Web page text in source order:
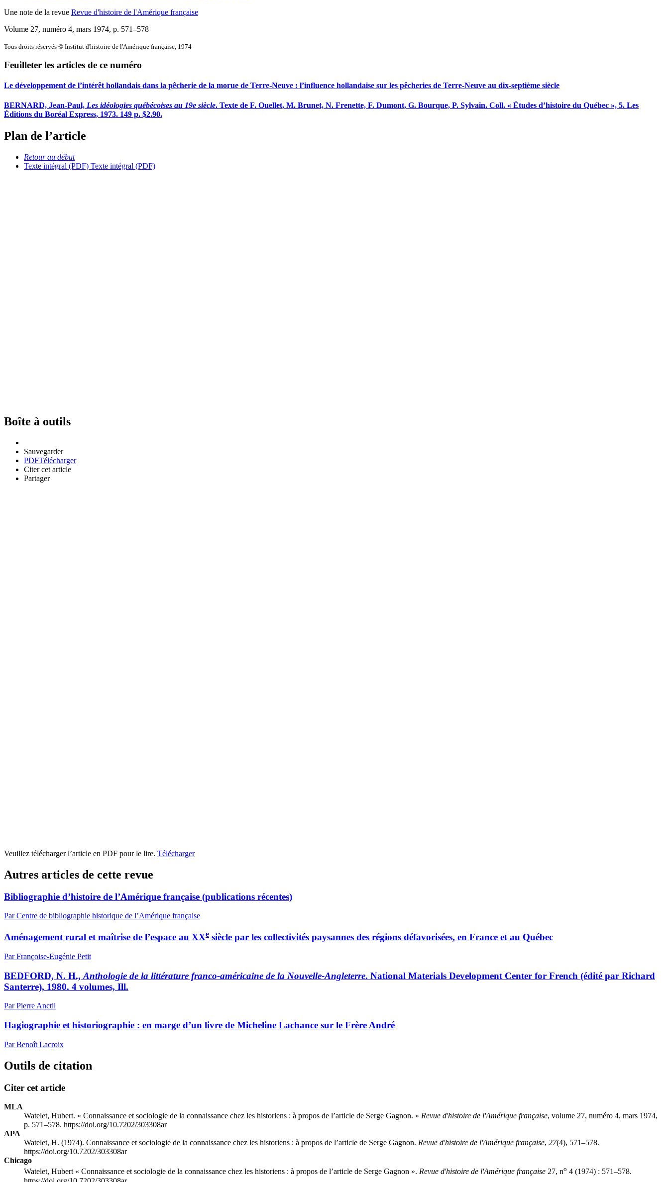
Une note de la revue Revue d'histoire de l'Amérique française
Volume 27, numéro 4, mars 1974, p. 571–578
Tous droits réservés © Institut d'histoire de l'Amérique française, 1974
Feuilleter les articles de ce numéro
Le développement de l’intérêt hollandais dans la pêcherie de la morue de Terre-Neuve : l’influence hollandaise sur les pêcheries de Terre-Neuve au dix-septième siècle
BERNARD, Jean-Paul, Les idéologies québécoises au 19e siècle. Texte de F. Ouellet, M. Brunet, N. Frenette, F. Dumont, G. Bourque, P. Sylvain. Coll. « Études d’histoire du Québec », 5. Les
Éditions du Boréal Express, 1973. 149 p. $2.90.
Plan de l’article
Retour au début
Texte intégral (PDF) Texte intégral (PDF)
Boîte à outils
Sauvegarder
PDFTélécharger
Citer cet article
Partager
Veuillez télécharger l’article en PDF pour le lire. Télécharger
Autres articles de cette revue
Bibliographie d’histoire de l’Amérique française (publications récentes)
Par Centre de bibliographie historique de l’Amérique française
Aménagement rural et maîtrise de l’espace au XXe siècle par les collectivités paysannes des régions défavorisées, en France et au Québec
Par Françoise-Eugénie Petit
BEDFORD, N. H., Anthologie de la littérature franco-américaine de la Nouvelle-Angleterre. National Materials Development Center for French (édité par Richard
Santerre), 1980. 4 volumes, Ill.
Par Pierre Anctil
Hagiographie et historiographie : en marge d’un livre de Micheline Lachance sur le Frère André
Par Benoît Lacroix
Outils de citation
Citer cet article
MLA
Watelet, Hubert. « Connaissance et sociologie de la connaissance chez les historiens : à propos de l’article de Serge Gagnon. » Revue d'histoire de l'Amérique française, volume 27, numéro 4, mars 1974,
p. 571–578. https://doi.org/10.7202/303308ar
APA
Watelet, H. (1974). Connaissance et sociologie de la connaissance chez les historiens : à propos de l’article de Serge Gagnon. Revue d'histoire de l'Amérique française, 27(4), 571–578.
https://doi.org/10.7202/303308ar
Chicago
Watelet, Hubert « Connaissance et sociologie de la connaissance chez les historiens : à propos de l’article de Serge Gagnon ». Revue d'histoire de l'Amérique française 27, no 4 (1974) : 571–578.